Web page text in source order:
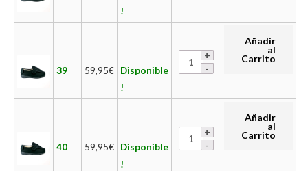
!
39 59,95€ Disponible
!
Añadir
al
Carrito
40 59,95€ Disponible
!
Añadir
al
Carrito